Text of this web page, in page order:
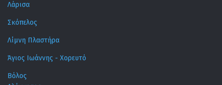
Λάρισα
Σκόπελος
Λίμνη Πλαστήρα
Άγιος Ιωάννης - Χορευτό
Βόλος